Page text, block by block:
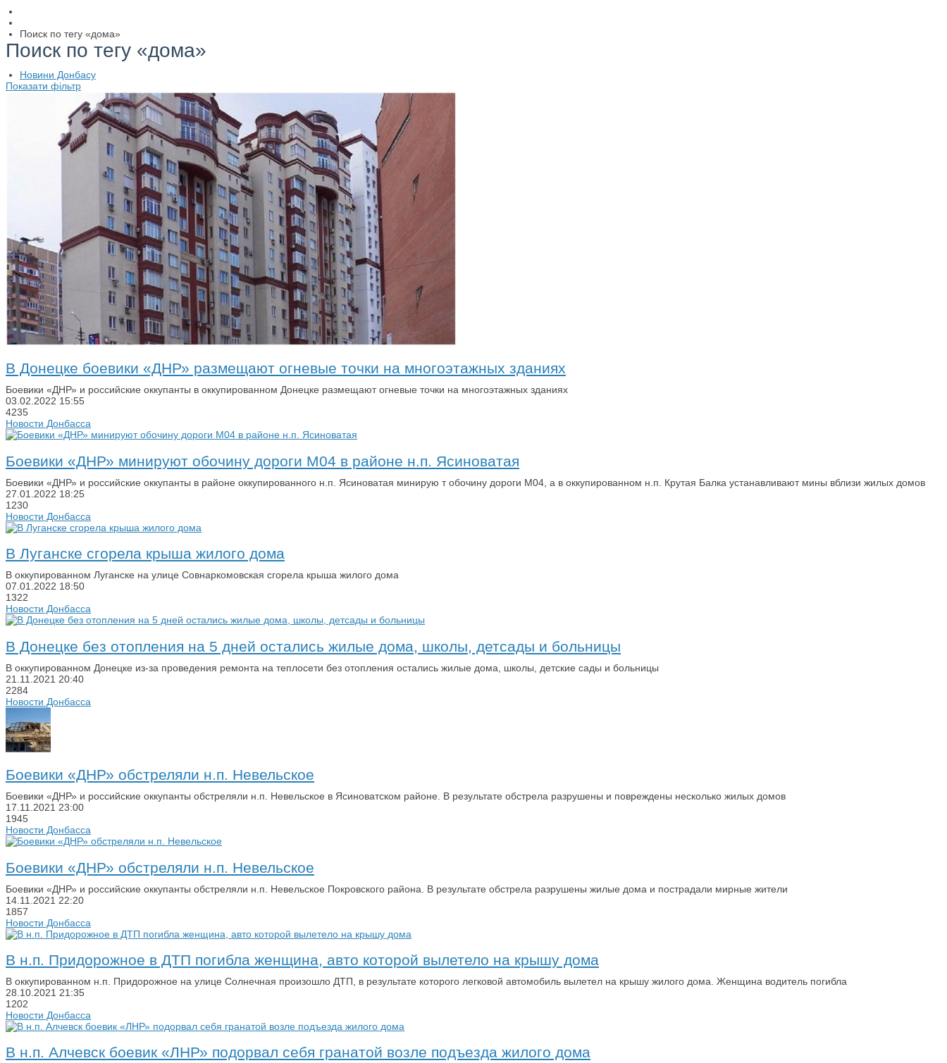
Поиск по тегу «дома»
Поиск по тегу «дома»
Новини Донбасу
Показати фільтр
В Донецке боевики «ДНР» размещают огневые точки на многоэтажных зданиях
Боевики «ДНР» и российские оккупанты в оккупированном Донецке размещают огневые точки на многоэтажных зданиях
03.02.2022 15:55
4235
Новости Донбасса
Боевики «ДНР» минируют обочину дороги М04 в районе н.п. Ясиноватая
Боевики «ДНР» и российские оккупанты в районе оккупированного н.п. Ясиноватая минирую т обочину дороги М04, а в оккупированном н.п. Крутая Балка устанавливают мины вблизи жилых домов
27.01.2022 18:25
1230
Новости Донбасса
В Луганске сгорела крыша жилого дома
В оккупированном Луганске на улице Совнаркомовская сгорела крыша жилого дома
07.01.2022 18:50
1322
Новости Донбасса
В Донецке без отопления на 5 дней остались жилые дома, школы, детсады и больницы
В оккупированном Донецке из-за проведения ремонта на теплосети без отопления остались жилые дома, школы, детские сады и больницы
21.11.2021 20:40
2284
Новости Донбасса
Боевики «ДНР» обстреляли н.п. Невельское
Боевики «ДНР» и российские оккупанты обстреляли н.п. Невельское в Ясиноватском районе. В результате обстрела разрушены и повреждены несколько жилых домов
17.11.2021 23:00
1945
Новости Донбасса
Боевики «ДНР» обстреляли н.п. Невельское
Боевики «ДНР» и российские оккупанты обстреляли н.п. Невельское Покровского района. В результате обстрела разрушены жилые дома и пострадали мирные жители
14.11.2021 22:20
1857
Новости Донбасса
В н.п. Придорожное в ДТП погибла женщина, авто которой вылетело на крышу дома
В оккупированном н.п. Придорожное на улице Солнечная произошло ДТП, в результате которого легковой автомобиль вылетел на крышу жилого дома. Женщина водитель погибла
28.10.2021 21:35
1202
Новости Донбасса
В н.п. Алчевск боевик «ЛНР» подорвал себя гранатой возле подъезда жилого дома